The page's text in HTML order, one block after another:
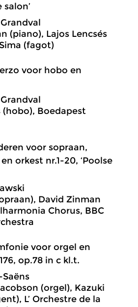
salon’
(piano), Lajos Lencsés
(fagot)
voor hobo en
(hobo), Boedapest
voor sopraan,
orkest nr.1-20, ‘Poolse
David Zinman
Chorus, BBC
voor orgel en
op.78 in c kl.t.
(orgel), Kazuki
L’ Orchestre de la